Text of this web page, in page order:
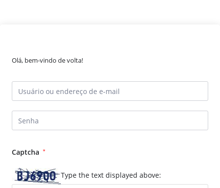
Olá, bem-vindo de volta!
Captcha *
Type the text displayed above: